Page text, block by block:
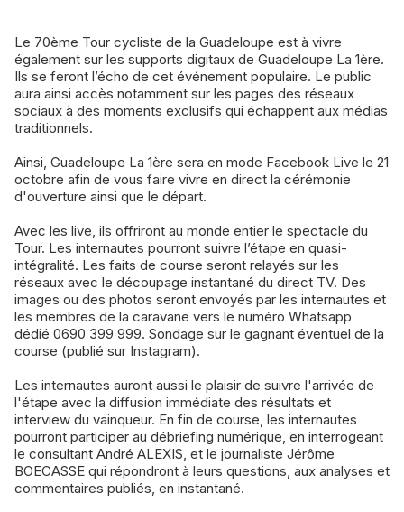
Le 70ème Tour cycliste de la Guadeloupe est à vivre
également sur les supports digitaux de Guadeloupe La 1ère.
Ils se feront l’écho de cet événement populaire. Le public
aura ainsi accès notamment sur les pages des réseaux
sociaux à des moments exclusifs qui échappent aux médias
traditionnels.
Ainsi, Guadeloupe La 1ère sera en mode Facebook Live le 21
octobre afin de vous faire vivre en direct la cérémonie
d'ouverture ainsi que le départ.
Avec les live, ils offriront au monde entier le spectacle du
Tour. Les internautes pourront suivre l’étape en quasi-
intégralité. Les faits de course seront relayés sur les
réseaux avec le découpage instantané du direct TV. Des
images ou des photos seront envoyés par les internautes et
les membres de la caravane vers le numéro Whatsapp
dédié 0690 399 999. Sondage sur le gagnant éventuel de la
course (publié sur Instagram).
Les internautes auront aussi le plaisir de suivre l'arrivée de
l'étape avec la diffusion immédiate des résultats et
interview du vainqueur. En fin de course, les internautes
pourront participer au débriefing numérique, en interrogeant
le consultant André ALEXIS, et le journaliste Jérôme
BOECASSE qui répondront à leurs questions, aux analyses et
commentaires publiés, en instantané.